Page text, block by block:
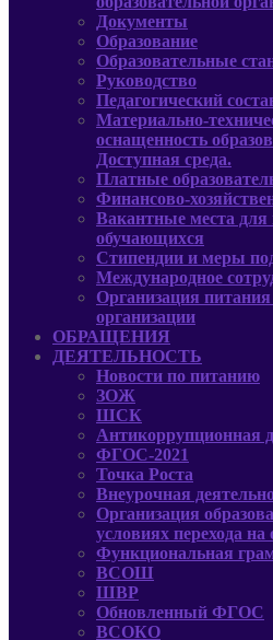
Документы
Образование
Образовательные
Руководcтво
Педагогический
Материально-
оснащенность
Доступная среда.
Платные
Финансово-
Вакантные места для
обучающихся
Стипендии и меры
Международное
Организация
организации
ОБРАЩЕНИЯ
ДЕЯТЕЛЬНОСТЬ
Новости по питанию
ЗОЖ
ШСК
Антикоррупционная
ФГОС-2021
Точка Роста
Внеурочная
Организация
условиях перехода
Функциональная
ВСОШ
ШВР
Обновленный ФГОС
ВСОКО